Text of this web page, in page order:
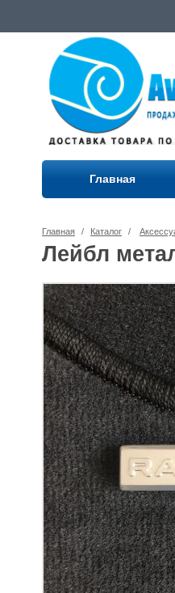
Главная
Главная / Каталог /
Лейбл